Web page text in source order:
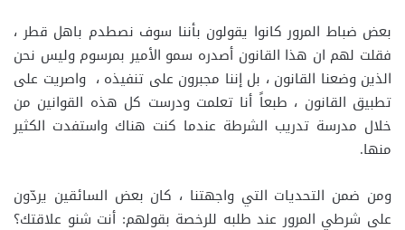
بعض ضباط المرور كانوا يقولون بأننا سوف نصطدم باهل قطر ،
فقلت لهم ان هذا القانون أصدره سمو الأمير بمرسوم وليس نحن
الذين وضعنا القانون ، بل إننا مجبرون على تنفيذه ، واصريت على
تطبيق القانون ، طبعاً أنا تعلمت ودرست كل هذه القوانين من
خلال مدرسة تدريب الشرطة عندما كنت هناك واستفدت الكثير
منها.
ومن ضمن التحديات التي واجهتنا ، كان بعض السائقين يردّون
على شرطي المرور عند طلبه للرخصة بقولهم: أنت شنو علاقتك؟